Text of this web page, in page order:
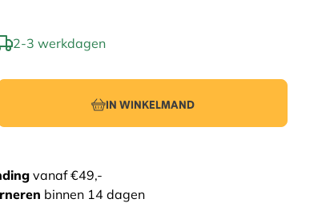
2-3 werkdagen
IN WINKELMAND
vanaf €49,-
binnen 14 dagen